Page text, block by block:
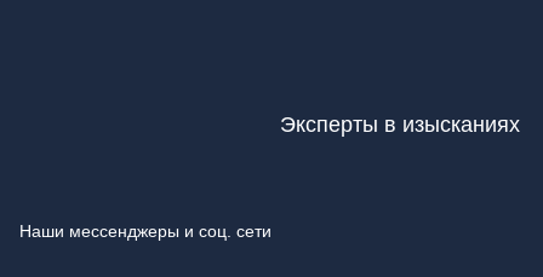
Эксперты в изысканиях
Наши мессенджеры и соц. сети